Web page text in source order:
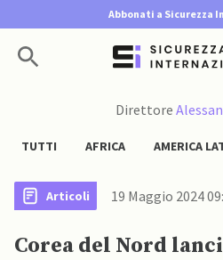
Abbonati a Sicurezza
Direttore
TUTTI AFRICA AMERICA
Articoli 19 Maggio 2024
Corea del Nord